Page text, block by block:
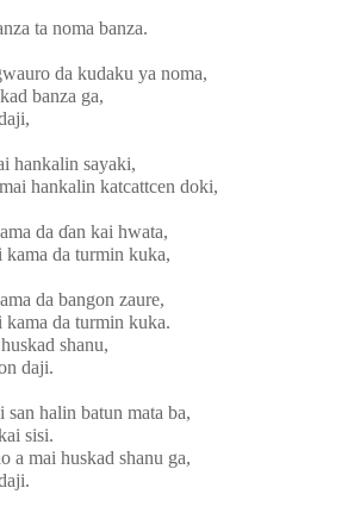
ta noma banza.
da kudaku ya noma,
banza ga,
hankalin sayaki,
hankalin katcattcen doki,
da ɗan kai hwata,
kama da turmin kuka,
da bangon zaure,
kama da turmin kuka.
shanu,
daji.
san halin batun mata ba,
sisi.
a mai huskad shanu ga,